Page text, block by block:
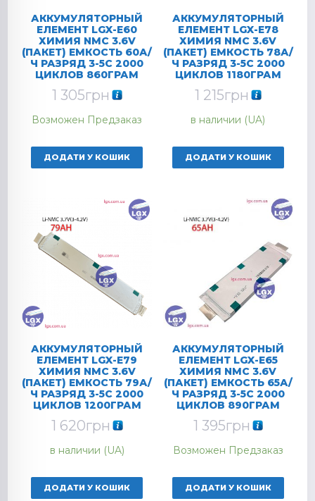
АККУМУЛЯТОРНЫЙ
ЕЛЕМЕНТ LGX-E60
ХИМИЯ NMC 3.6V
(ПАКЕТ) ЕМКОСТЬ 60А/
Ч РАЗРЯД 3-5C 2000
ЦИКЛОВ 860ГРАМ
1 305грн
Возможен Предзаказ
ДОДАТИ У КОШИК
АККУМУЛЯТОРНЫЙ
ЕЛЕМЕНТ LGX-E78
ХИМИЯ NMC 3.6V
(ПАКЕТ) ЕМКОСТЬ 78А/
Ч РАЗРЯД 3-5C 2000
ЦИКЛОВ 1180ГРАМ
1 215грн
в наличии (UA)
ДОДАТИ У КОШИК
АККУМУЛЯТОРНЫЙ
ЕЛЕМЕНТ LGX-E79
ХИМИЯ NMC 3.6V
(ПАКЕТ) ЕМКОСТЬ 79А/
Ч РАЗРЯД 3-5C 2000
ЦИКЛОВ 1200ГРАМ
1 620грн
в наличии (UA)
ДОДАТИ У КОШИК
АККУМУЛЯТОРНЫЙ
ЕЛЕМЕНТ LGX-E65
ХИМИЯ NMC 3.6V
(ПАКЕТ) ЕМКОСТЬ 65А/
Ч РАЗРЯД 3-5C 2000
ЦИКЛОВ 890ГРАМ
1 395грн
Возможен Предзаказ
ДОДАТИ У КОШИК